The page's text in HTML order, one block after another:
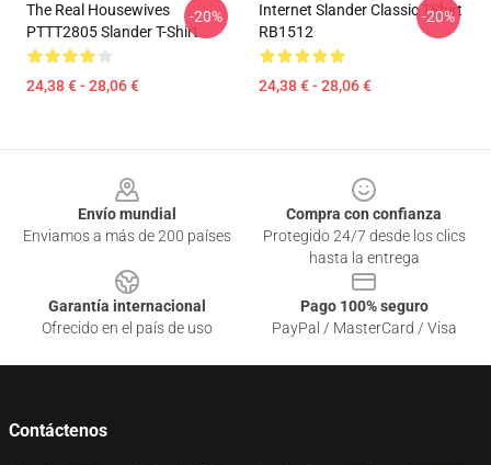
The Real Housewives
PTTT2805 Slander T-Shirt
24,38 € - 28,06 €
-20%
Internet Slander Classic TShirt
RB1512
24,38 € - 28,06 €
-20%
Envío mundial
Enviamos a más de 200 países
Compra con confianza
Protegido 24/7 desde los clics
hasta la entrega
Garantía internacional
Ofrecido en el país de uso
Pago 100% seguro
PayPal / MasterCard / Visa
Contáctenos